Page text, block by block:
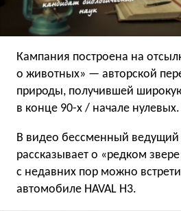
Кампания построена на
о животных» — авторской
природы, получившей
в конце 90-х / начале нулевых.
В видео бессменный ведущий
рассказывает о «редком
с недавних пор можно
автомобиле HAVAL H3.